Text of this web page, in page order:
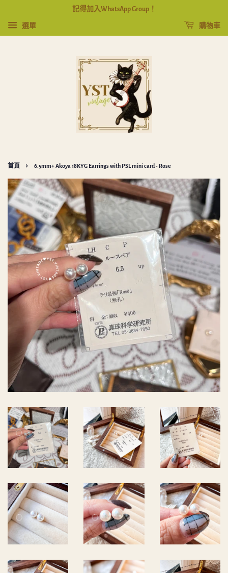
記得加入WhatsApp Group！
選單 購物車
首頁 › 6.5mm+ Akoya 18KYG Earrings with PSL mini card - Rose